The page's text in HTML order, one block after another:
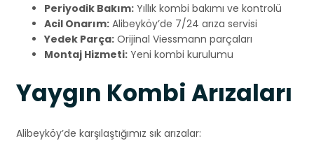
Periyodik Bakım: Yıllık kombi bakımı ve kontrolü
Acil Onarım: Alibeyköy’de 7/24 arıza servisi
Yedek Parça: Orijinal Viessmann parçaları
Montaj Hizmeti: Yeni kombi kurulumu
Yaygın Kombi Arızaları
Alibeyköy’de karşılaştığımız sık arızalar: